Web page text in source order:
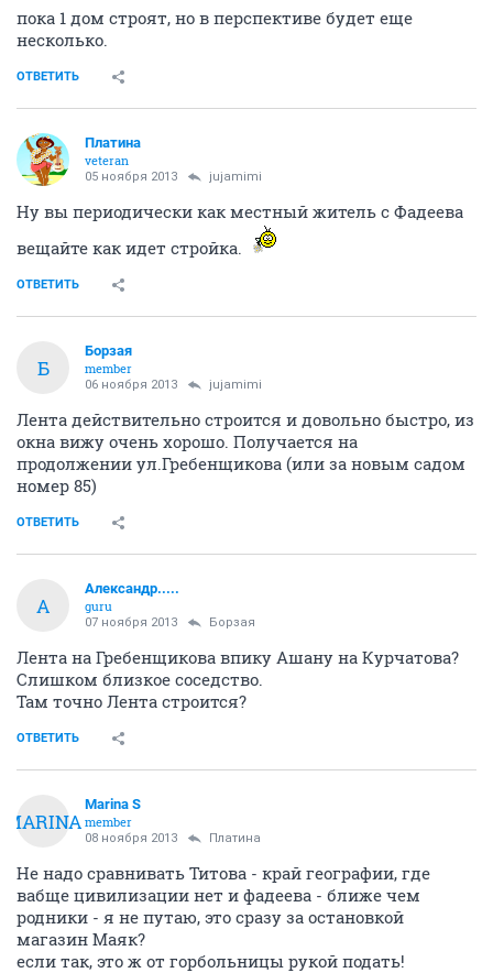
пока 1 дом строят, но в перспективе будет еще
несколько.
ОТВЕТИТЬ
Платина
veteran
05 ноября 2013 jujamimi
Ну вы периодически как местный житель с Фадеева
вещайте как идет стройка.
ОТВЕТИТЬ
Б
Борзая
member
06 ноября 2013 jujamimi
Лента действительно строится и довольно быстро, из
окна вижу очень хорошо. Получается на
продолжении ул.Гребенщикова (или за новым садом
номер 85)
ОТВЕТИТЬ
А
Александр.....
guru
07 ноября 2013 Борзая
Лента на Гребенщикова впику Ашану на Курчатова?
Слишком близкое соседство.
Там точно Лента строится?
ОТВЕТИТЬ
MARINA
Marina S
member
08 ноября 2013 Платина
Не надо сравнивать Титова - край географии, где
вабще цивилизации нет и фадеева - ближе чем
родники - я не путаю, это сразу за остановкой
магазин Маяк?
если так, это ж от горбольницы рукой подать!